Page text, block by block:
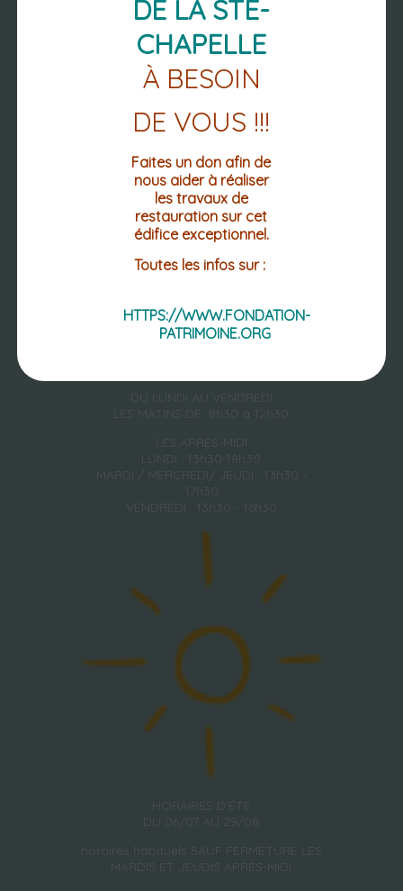
NOUS
RETROUVER
PLACE DE L'HOTEL DE VILLE
CS 10028
63 270 VIC-LE-COMTE
DU LUNDI AU VENDREDI
LES MATINS DE 8h30 à 12h30
LES APRÈS-MIDI
LUNDI : 13h30-18h30
MARDI / MERCREDI/ JEUDI : 13h30 -
17h30
VENDREDI : 13h30 - 16h30
HORAIRES D'ÉTÉ
DU 06/07 AU 29/08
horaires habituels SAUF FERMETURE LES
MARDIS ET JEUDIS APRÈS-MIDI
DE LA STE-
CHAPELLE
À BESOIN
DE VOUS !!!
Faites un don afin de
nous aider à réaliser
les travaux de
restauration sur cet
édifice exceptionnel.
Toutes les infos sur :
HTTPS://WWW.FONDATION-
PATRIMOINE.ORG